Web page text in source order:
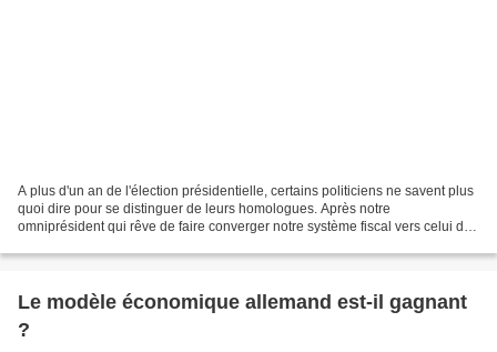
A plus d'un an de l'élection présidentielle, certains politiciens ne savent plus
quoi dire pour se distinguer de leurs homologues. Après notre
omniprésident qui rêve de faire converger notre système fiscal vers celui de
Le modèle économique allemand est-il gagnant
?